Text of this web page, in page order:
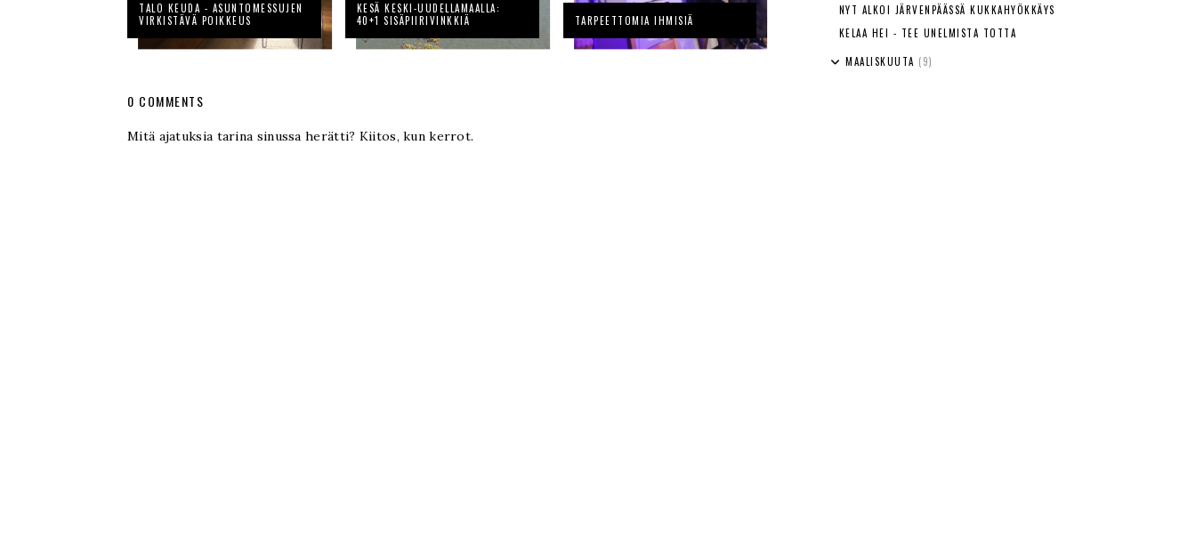
TALO KEUDA - ASUNTOMESSUJEN
VIRKISTÄVÄ POIKKEUS
KESÄ KESKI-UUDELLAMAALLA:
40+1 SISÄPIIRIVINKKIÄ
TARPEETTOMIA IHMISIÄ
0 COMMENTS
Mitä ajatuksia tarina sinussa herätti? Kiitos, kun kerrot.
NYT ALKOI JÄRVENPÄÄSSÄ KUKKAHYÖKKÄYS
KELAA HEI - TEE UNELMISTA TOTTA
MAALISKUUTA (9)